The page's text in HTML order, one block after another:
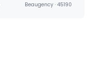
Beaugency · 45190